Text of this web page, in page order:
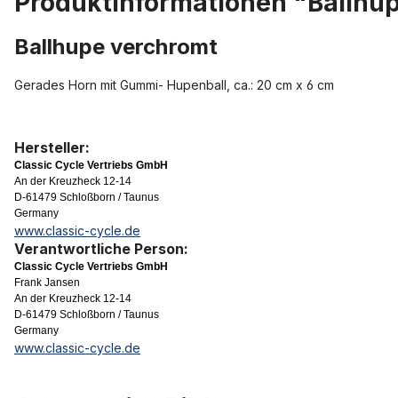
Ballhupe verchromt
Gerades Horn mit Gummi- Hupenball, ca.: 20 cm x 6 cm
Hersteller:
Classic Cycle Vertriebs GmbH
An der Kreuzheck 12-14
D-61479 Schloßborn / Taunus
Germany
www.classic-cycle.de
Verantwortliche Person:
Classic Cycle Vertriebs GmbH
Frank Jansen
An der Kreuzheck 12-14
D-61479 Schloßborn / Taunus
Germany
www.classic-cycle.de